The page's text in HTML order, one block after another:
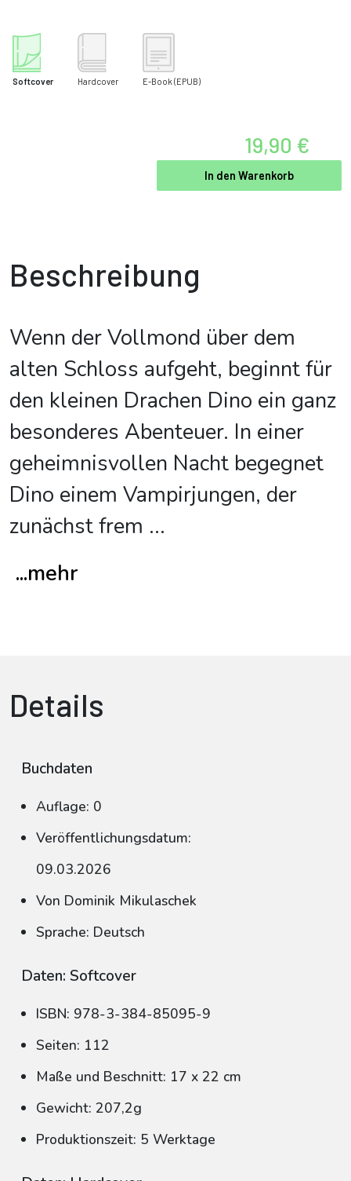
Softcover Hardcover E-Book (EPUB)
19,90 €
In den Warenkorb
Beschreibung
Wenn der Vollmond über dem
alten Schloss aufgeht, beginnt für
den kleinen Drachen Dino ein ganz
besonderes Abenteuer. In einer
geheimnisvollen Nacht begegnet
Dino einem Vampirjungen, der
zunächst frem ...
...mehr
Details
Buchdaten
Auflage: 0
Veröffentlichungsdatum:
09.03.2026
Von Dominik Mikulaschek
Sprache: Deutsch
Daten: Softcover
ISBN: 978-3-384-85095-9
Seiten: 112
Maße und Beschnitt: 17 x 22 cm
Gewicht: 207,2g
Produktionszeit: 5 Werktage